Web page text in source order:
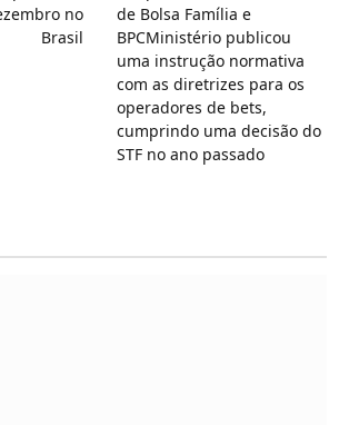
no
Brasil
de Bolsa Família e
BPCMinistério publicou
uma instrução normativa
com as diretrizes para os
operadores de bets,
cumprindo uma decisão do
STF no ano passado